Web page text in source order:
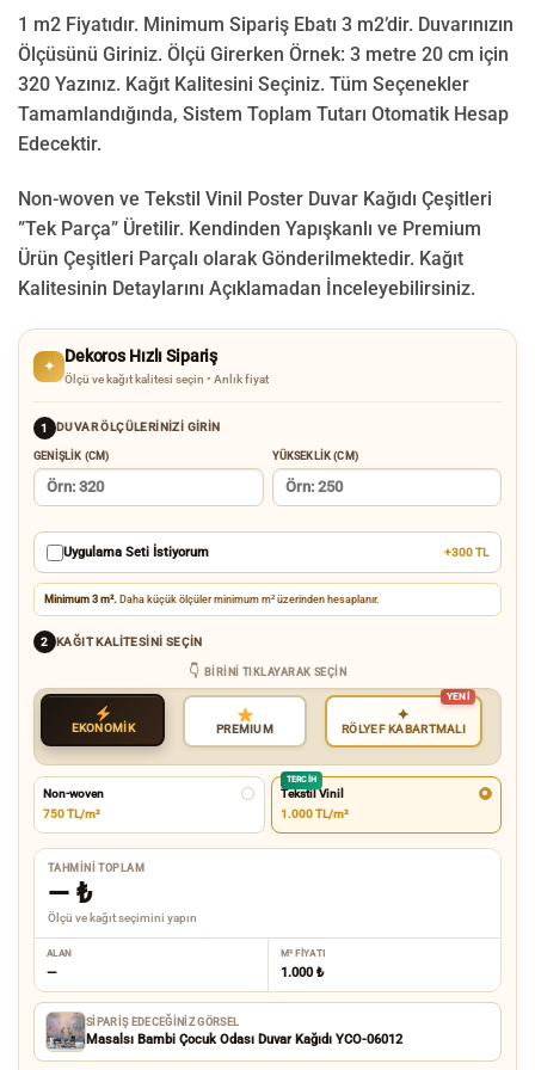
1 m2 Fiyatıdır. Minimum Sipariş Ebatı 3 m2’dir. Duvarınızın
Ölçüsünü Giriniz. Ölçü Girerken Örnek: 3 metre 20 cm için
320 Yazınız. Kağıt Kalitesini Seçiniz. Tüm Seçenekler
Tamamlandığında, Sistem Toplam Tutarı Otomatik Hesap
Edecektir.
Non-woven ve Tekstil Vinil Poster Duvar Kağıdı Çeşitleri
”Tek Parça” Üretilir. Kendinden Yapışkanlı ve Premium
Ürün Çeşitleri Parçalı olarak Gönderilmektedir. Kağıt
Kalitesinin Detaylarını Açıklamadan İnceleyebilirsiniz.
✦
Dekoros Hızlı Sipariş
Ölçü ve kağıt kalitesi seçin • Anlık fiyat
1 DUVAR ÖLÇÜLERINIZI GIRIN
GENIŞLIK (CM) YÜKSEKLIK (CM)
Uygulama Seti İstiyorum +300 TL
Minimum 3 m². Daha küçük ölçüler minimum m² üzerinden hesaplanır.
2 KAĞIT KALITESINI SEÇIN
BIRINI TIKLAYARAK SEÇIN
EKONOMİK PREMIUM
✦
RÖLYEF KABARTMALI
Non-woven
750 TL/m²
TERCIH
Tekstil Vinil
1.000 TL/m²
TAHMINI TOPLAM
— ₺
Ölçü ve kağıt seçimini yapın
ALAN
—
M² FIYATI
1.000 ₺
SIPARIŞ EDECEĞINIZ GÖRSEL
Masalsı Bambi Çocuk Odası Duvar Kağıdı YCO-06012